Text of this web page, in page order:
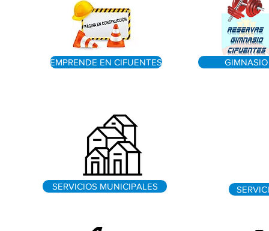
EMPRENDE EN CIFUENTES
SERVICIOS MUNICIPALES
GIMNASIO